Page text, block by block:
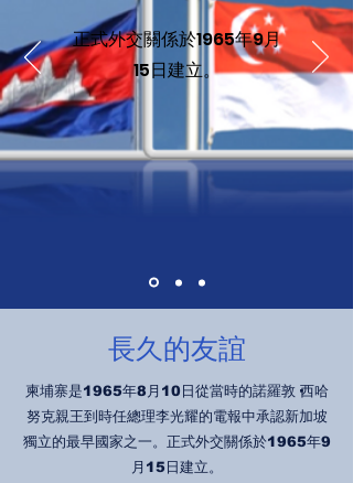
正式外交關係於1965年9月
15日建立。
長久的友誼
柬埔寨是1965年8月10日從當時的諾羅敦·西哈
努克親王到時任總理李光耀的電報中承認新加坡
獨立的最早國家之一。正式外交關係於1965年9
月15日建立。